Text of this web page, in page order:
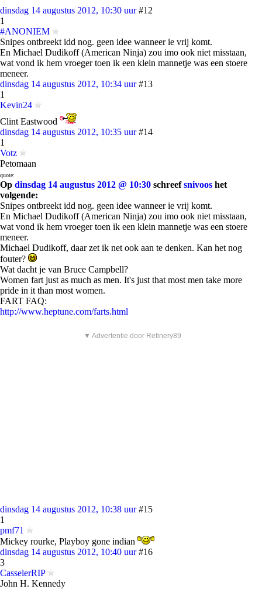
dinsdag 14 augustus 2012, 10:30 uur #12
1
#ANONIEM
Snipes ontbreekt idd nog. geen idee wanneer ie vrij komt.
En Michael Dudikoff (American Ninja) zou imo ook niet misstaan,
wat vond ik hem vroeger toen ik een klein mannetje was een stoere
meneer.
dinsdag 14 augustus 2012, 10:34 uur #13
1
Kevin24
Clint Eastwood
dinsdag 14 augustus 2012, 10:35 uur #14
1
Votz
Petomaan
quote:
Op dinsdag 14 augustus 2012 @ 10:30 schreefsnivoos het
volgende:
Snipes ontbreekt idd nog. geen idee wanneer ie vrij komt.
En Michael Dudikoff (American Ninja) zou imo ook niet misstaan,
wat vond ik hem vroeger toen ik een klein mannetje was een stoere
meneer.
Michael Dudikoff, daar zet ik net ook aan te denken. Kan het nog
fouter?
Wat dacht je van Bruce Campbell?
Women fart just as much as men. It's just that most men take more
pride in it than most women.
FART FAQ:
http://www.heptune.com/farts.html
▼ Advertentie door Refinery89
dinsdag 14 augustus 2012, 10:38 uur #15
1
pmf71
Mickey rourke, Playboy gone indian
dinsdag 14 augustus 2012, 10:40 uur #16
3
CasselerRIP
John H. Kennedy